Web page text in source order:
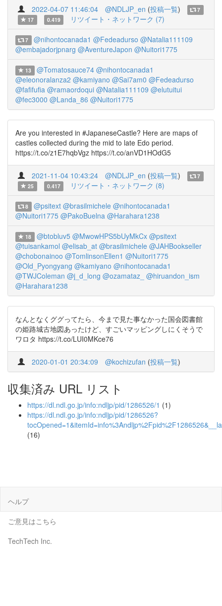
2022-04-07 11:46:04 @NDLJP_en (投稿一覧)
7
17
0.419 リツイート・ネットワーク (7)
7 @nihontocanada1 @Fedeadurso @Natalia111109
@embajadorjpnarg @AventureJapon @Nuitori1775
13 @Tomatosauce74 @nihontocanada1
@eleonoralanza2 @kamiyano @Sai7am0 @Fedeadurso
@fafifufia @ramaordoqui @Natalia111109 @elutuitui
@fec3000 @Landa_86 @Nuitori1775
Are you interested in #JapaneseCastle? Here are maps of
castles collected during the mid to late Edo period.
https://t.co/z1E7hqbVgz https://t.co/anVD1HOdG5
2021-11-04 10:43:24 @NDLJP_en (投稿一覧)
7
25
0.417 リツイート・ネットワーク (8)
8 @psitext @brasilmichele @nihontocanada1
@Nuitori1775 @PakoBuelna @Harahara1238
18 @btobluv5 @MwowHPS5bUyMkCx @psitext
@tuisankamol @elisab_at @brasilmichele @JAHBookseller
@chobonainoo @TomlinsonEllen1 @Nuitori1775
@Old_Pyongyang @kamiyano @nihontocanada1
@TWJColeman @j_d_long @ozamataz_ @hiruandon_ism
@Harahara1238
なんとなくググってたら、今まで見た事なかった国会図書館
の姫路城古地図あったけど、すごいマッピングしにくそうで
ワロタ https://t.co/LUI0MKce76
2020-01-01 20:34:09 @kochizufan (投稿一覧)
収集済み URL リスト
https://dl.ndl.go.jp/info:ndljp/pid/1286526/1 (1)
https://dl.ndl.go.jp/info:ndljp/pid/1286526?
(16)
ヘルプ
ご意見はこちら
TechTech Inc.